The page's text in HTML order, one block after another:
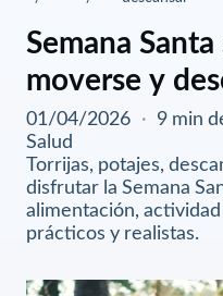
Semana
moverse y
01/04/2026 · 9 min
Salud
Torrijas, potajes,
disfrutar la Semana
alimentación,
prácticos y realistas.